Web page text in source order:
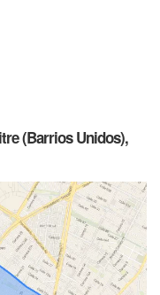
(Barrios Unidos),